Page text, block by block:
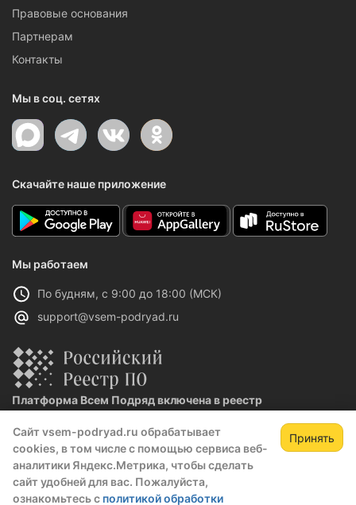
Сайт vsem-podryad.ru обрабатывает
cookies, в том числе с помощью сервиса веб-
аналитики Яндекс.Метрика, чтобы сделать
сайт удобней для вас. Пожалуйста,
ознакомьтесь с политикой обработки
Принять
Правовые основания
Партнерам
Контакты
Мы в соц. сетях
Скачайте наше приложение
Мы работаем
По будням, с 9:00 до 18:00 (МСК)
support@vsem-podryad.ru
Платформа Всем Подряд включена в реестр
Реестровая запись №32021 от 06.02.2026
Политика конфиденциальности